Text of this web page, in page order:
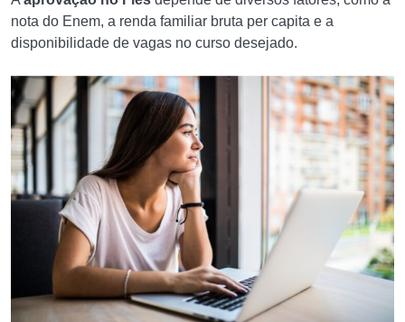
nota do Enem, a renda familiar bruta per capita e a
disponibilidade de vagas no curso desejado.